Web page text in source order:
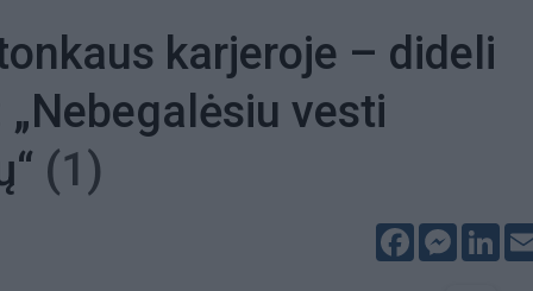
karjeroje – dideli
vesti
(1)
Facebook